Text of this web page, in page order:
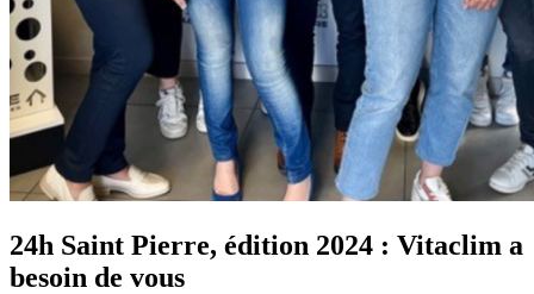
24h Saint Pierre, édition 2024 : Vitaclim a
besoin de vous